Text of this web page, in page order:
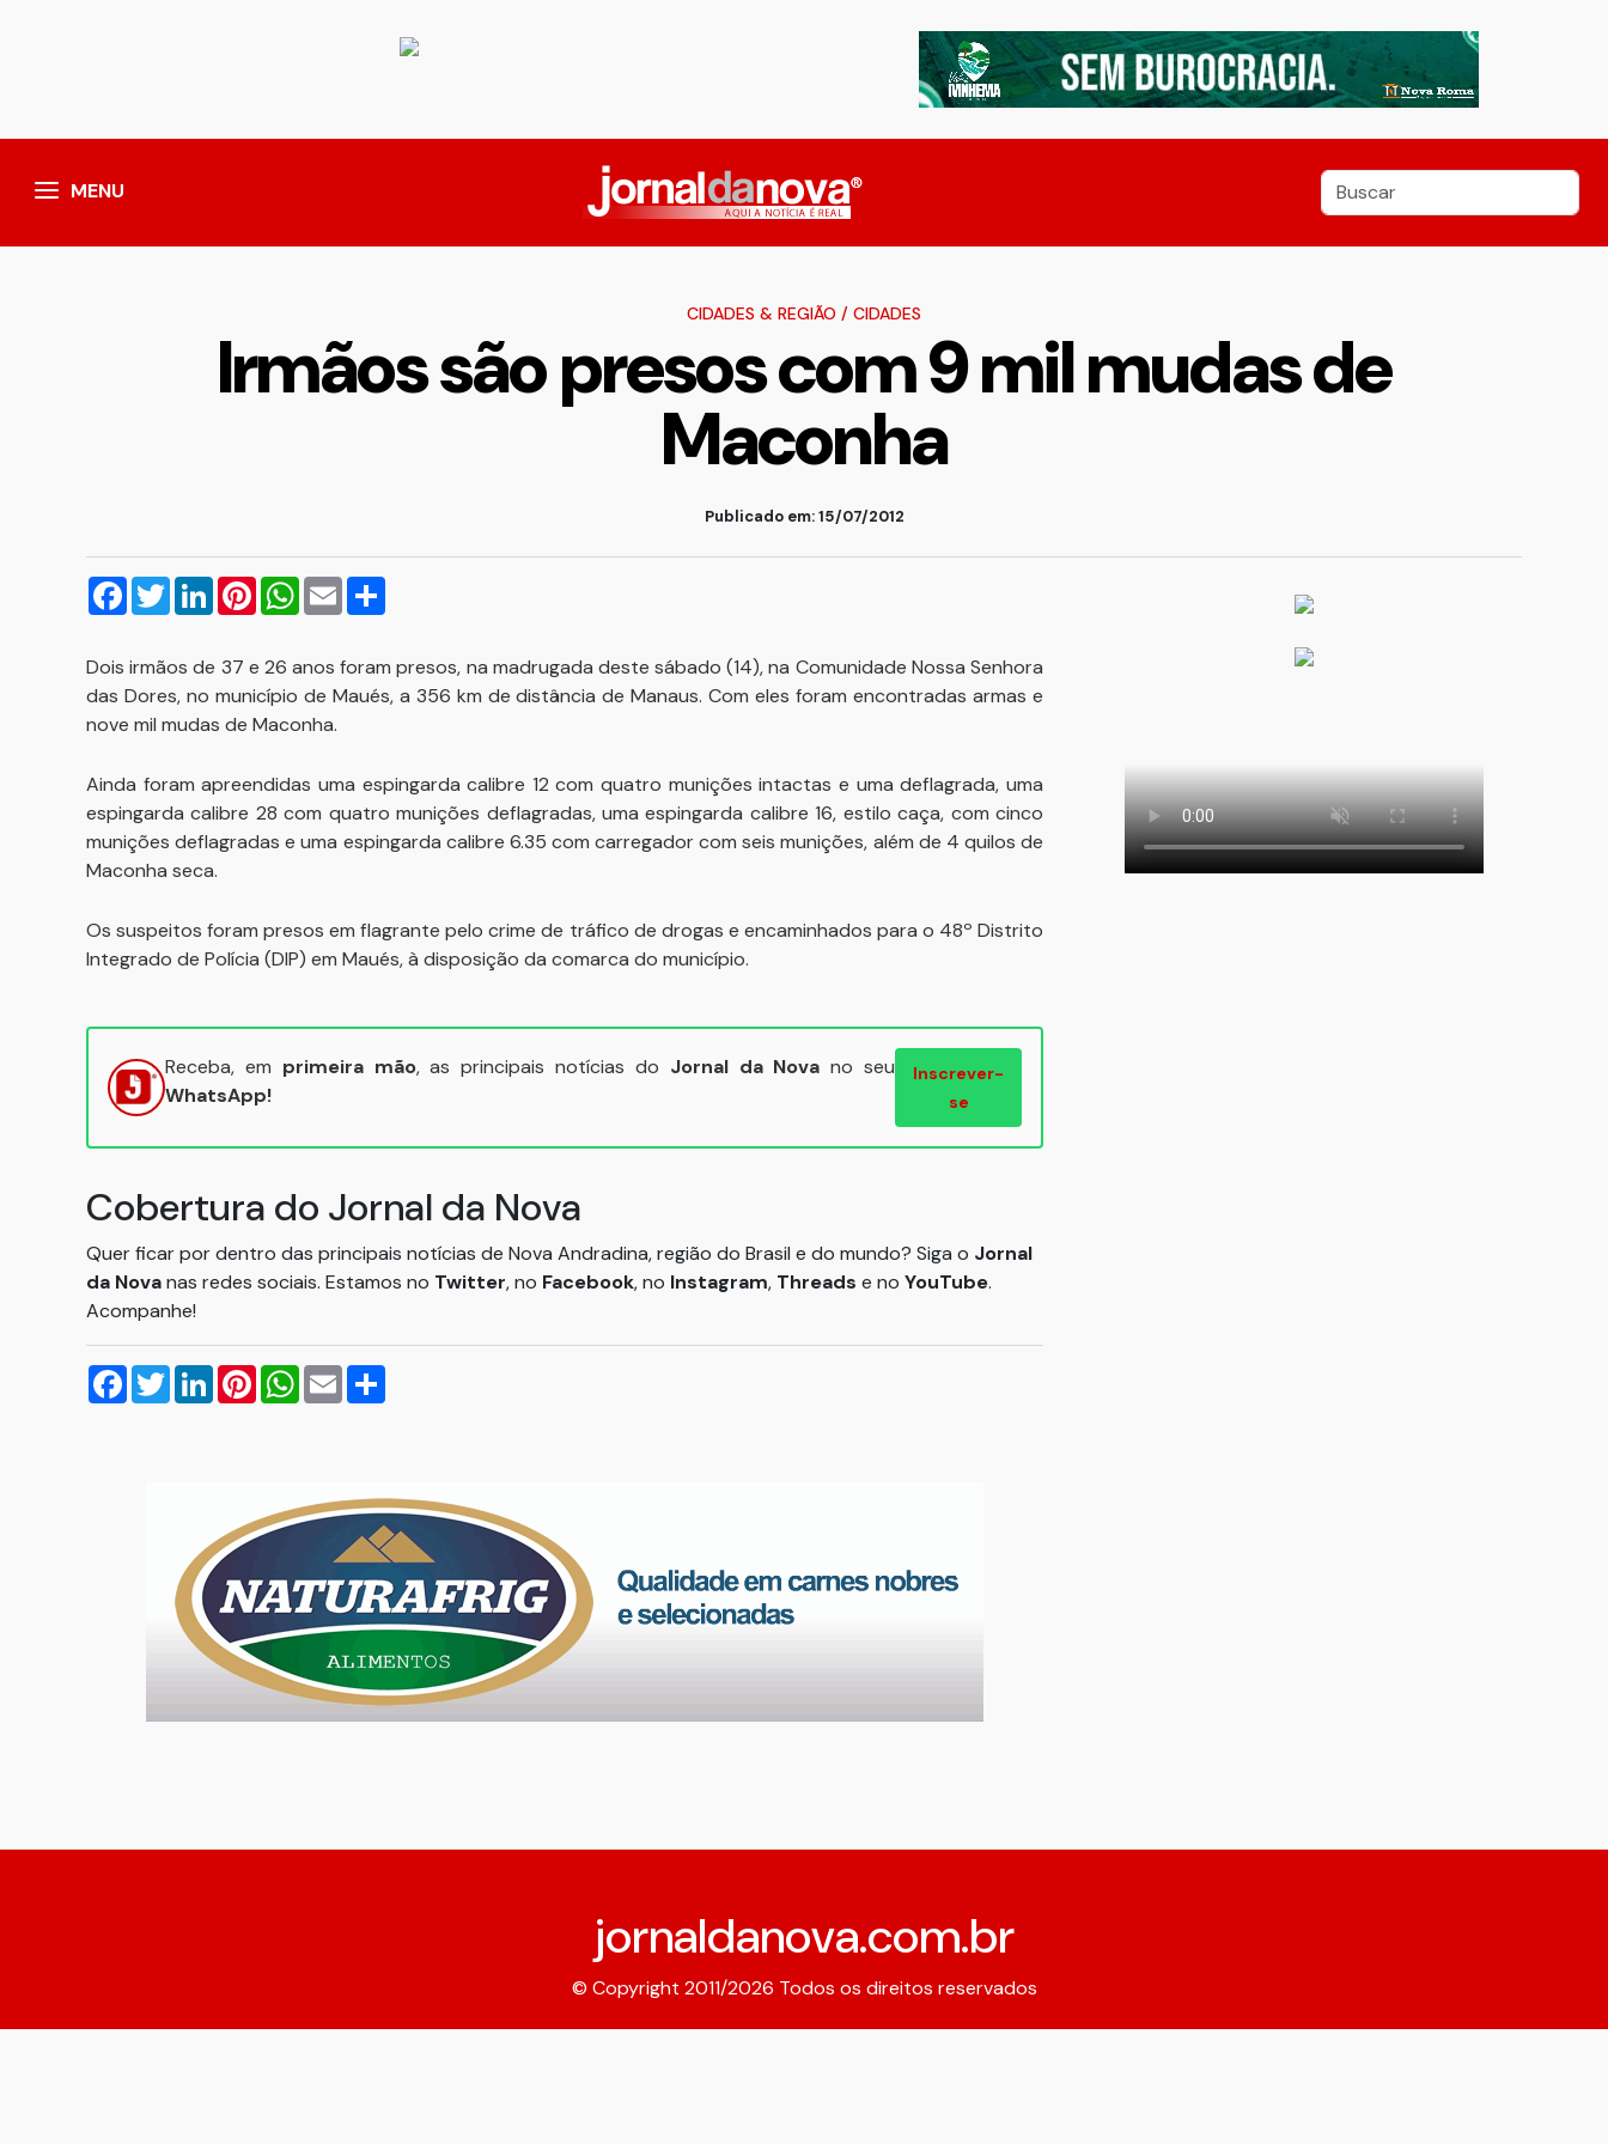
MENU
CIDADES & REGIÃO / CIDADES
Irmãos são presos com 9 mil mudas de
Maconha
Publicado em: 15/07/2012
Facebook
TwitterLinkedInPinterestWhatsApp
Email
Dois irmãos de 37 e 26 anos foram presos, na madrugada deste sábado (14), na Comunidade Nossa Senhora
das Dores, no município de Maués, a 356 km de distância de Manaus. Com eles foram encontradas armas e
nove mil mudas de Maconha.
Ainda foram apreendidas uma espingarda calibre 12 com quatro munições intactas e uma deflagrada, uma
espingarda calibre 28 com quatro munições deflagradas, uma espingarda calibre 16, estilo caça, com cinco
munições deflagradas e uma espingarda calibre 6.35 com carregador com seis munições, além de 4 quilos de
Maconha seca.
Os suspeitos foram presos em flagrante pelo crime de tráfico de drogas e encaminhados para o 48º Distrito
Integrado de Polícia (DIP) em Maués, à disposição da comarca do município.
Receba, em primeira mão, as principais notícias do Jornal da Nova no seu
WhatsApp!
Inscrever-
se
Cobertura do Jornal da Nova
Quer ficar por dentro das principais notícias de Nova Andradina, região do Brasil e do mundo? Siga o Jornal
da Novanas redes sociais. Estamos no Twitter, no Facebook, no Instagram, Threads e no YouTube.
Acompanhe!
Facebook
TwitterLinkedInPinterestWhatsApp
Email
jornaldanova.com.br
© Copyright 2011/2026 Todos os direitos reservados
Expediente